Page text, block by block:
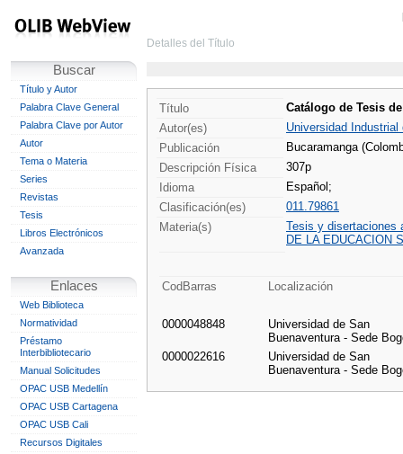
Buscar
Título y Autor
Palabra Clave General
Palabra Clave por Autor
Autor
Tema o Materia
Series
Revistas
Tesis
Libros Electrónicos
Avanzada
Enlaces
Web Biblioteca
Normatividad
Préstamo
Interbibliotecario
Manual Solicitudes
OPAC USB Medellín
OPAC USB Cartagena
OPAC USB Cali
Recursos Digitales
Detalles del Título
Título
Catálogo de Tesis
Autor(es)
Universidad Industrial
Publicación
Bucaramanga
Descripción Física
307p
Idioma
Español;
Clasificación(es)
011.79861
Materia(s)
Tesis y disertaciones
DE LA EDUCACION
CodBarras Localización
0000048848
Universidad de San
Buenaventura - Sede
0000022616
Universidad de San
Buenaventura - Sede